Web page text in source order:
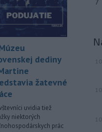
na Dunaji v
obci Kisoroszi našli v
uviedla na svojej webovej
neskôr napísala, že
ju úspešne odstránili.
izraelskom útoku na juhu
zahynul v stredu jeden
ďalších 11 utrpelo zranenia.
zároveň oznámila,
dediny
žatevné
uvidia tiež
niektorých
prác
7